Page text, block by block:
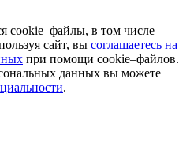
cookie–файлы, в том числе
сайт, вы соглашаетесь на
при помощи cookie–файлов.
данных вы можете
.